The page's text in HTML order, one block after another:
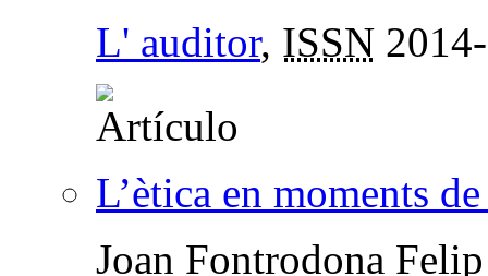
L' auditor, ISSN
L’ètica en moments
Joan Fontrodona Felip